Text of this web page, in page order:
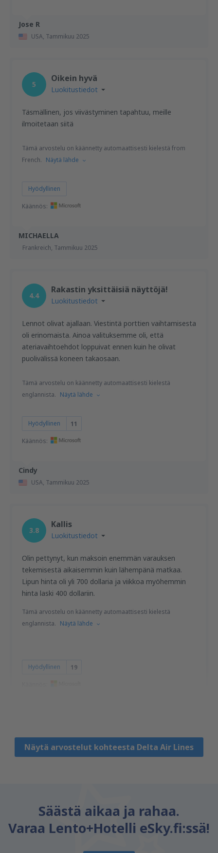
Jose R
USA, Tammikuu 2025
MICHAELLA
Frankreich, Tammikuu 2025
5
Oikein hyvä
Luokitustiedot
Täsmällinen, jos viivästyminen tapahtuu, meille
ilmoitetaan siitä
Tämä arvostelu on käännetty automaattisesti kielestä from
French. Näytä lähde
Hyödyllinen
Käännös:
Cindy
USA, Tammikuu 2025
4.4
Rakastin yksittäisiä näyttöjä!
Luokitustiedot
Lennot olivat ajallaan. Viestintä porttien vaihtamisesta
oli erinomaista. Ainoa valituksemme oli, että
ateriavaihtoehdot loppuivat ennen kuin he olivat
puolivälissä koneen takaosaan.
Tämä arvostelu on käännetty automaattisesti kielestä
englannista. Näytä lähde
Hyödyllinen 11
Käännös:
3.8
Kallis
Luokitustiedot
Olin pettynyt, kun maksoin enemmän varauksen
tekemisestä aikaisemmin kuin lähempänä matkaa.
Lipun hinta oli yli 700 dollaria ja viikkoa myöhemmin
hinta laski 400 dollariin.
Tämä arvostelu on käännetty automaattisesti kielestä
englannista. Näytä lähde
Hyödyllinen 19
Näytä arvostelut kohteesta Delta Air Lines
Säästä aikaa ja rahaa.
Varaa Lento+Hotelli eSky.fi:ssä!